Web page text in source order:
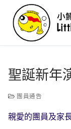
content
聖誕新年
團員通告
親愛的團員及家